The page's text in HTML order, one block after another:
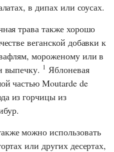
в дипах или соусах.
трава также хорошо
веганской добавки к
мороженому или в
выпечку. 1 Яблоневая
частью Moutarde de
из горчицы из
можно использовать
или других десертах,